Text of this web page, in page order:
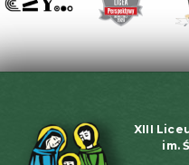
XIII
im.